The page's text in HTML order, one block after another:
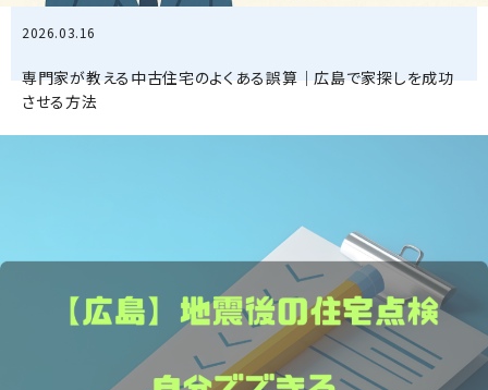
2026.03.16
専門家が教える中古住宅のよくある誤算｜広島で家探しを成功
させる方法